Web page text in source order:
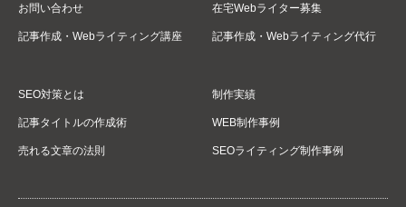
お問い合わせ
記事作成・Webライティング講座
在宅Webライター募集
記事作成・Webライティング代行
SEO対策とは
記事タイトルの作成術
売れる文章の法則
制作実績
WEB制作事例
SEOライティング制作事例